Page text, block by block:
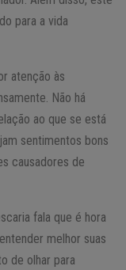
para a vida
atenção às
Não há
ao que se está
sentimentos bons
causadores de
fala que é hora
melhor suas
de olhar para